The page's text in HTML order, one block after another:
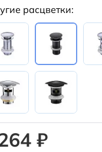
расцветки:
₽